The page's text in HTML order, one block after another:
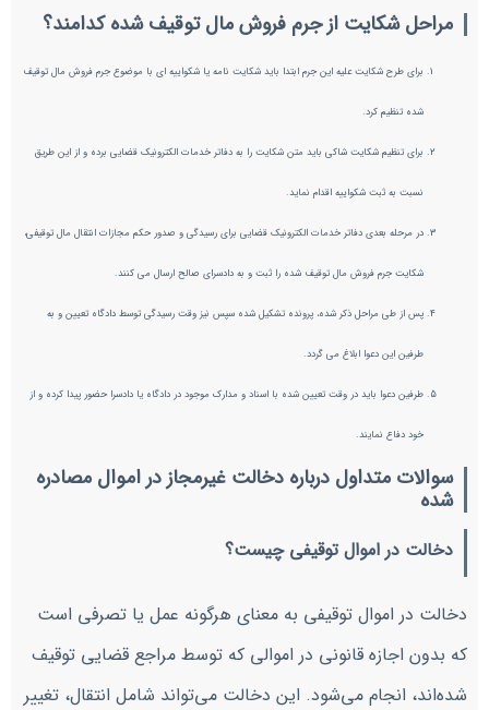
مراحل شکایت از جرم فروش مال توقیف شده کدامند؟
برای طرح شکایت علیه این جرم ابتدا باید شکایت نامه یا شکواییه ای با موضوع جرم فروش مال توقیف
شده تنظیم کرد.
برای تنظیم شکایت شاکی باید متن شکایت را به دفاتر خدمات الکترونیک قضایی برده و از این طریق
نسبت به ثبت شکواییه اقدام نماید.
در مرحله بعدی دفاتر خدمات الکترونیک قضایی برای رسیدگی و صدور حکم مجازات انتقال مال توقیفی،
شکایت جرم فروش مال توقیف شده را ثبت و به دادسرای صالح ارسال می کنند.
پس از طی مراحل ذکر شده، پرونده تشکیل شده سپس نیز وقت رسیدگی توسط دادگاه تعیین و به
طرفین این دعوا ابلاغ می گردد.
طرفین دعوا باید در وقت تعیین شده با اسناد و مدارک موجود در دادگاه یا دادسرا حضور پیدا کرده و از
خود دفاع نمایند.
سوالات متداول درباره دخالت غیرمجاز در اموال مصادره
شده
دخالت در اموال توقیفی چیست؟
دخالت در اموال توقیفی به معنای هرگونه عمل یا تصرفی است
که بدون اجازه قانونی در اموالی که توسط مراجع قضایی توقیف
شده‌اند، انجام می‌شود. این دخالت می‌تواند شامل انتقال، تغییر